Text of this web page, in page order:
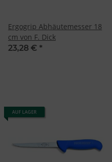
Ergogrip Abhäutemesser 18
cm von F. Dick
23,28 € *
AUF LAGER